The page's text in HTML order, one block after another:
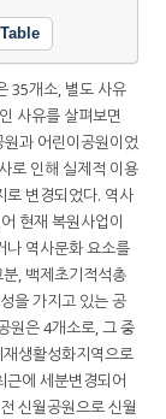
35개소, 별도 사유
사유를 살펴보면
과 어린이공원이었
로 인해 실제적 이용
로 변경되었다. 역사
현재 복원사업이
나 역사문화 요소를
, 백제초기적석총
을 가지고 있는 공
원은 4개소로, 그 중
생활성화지역으로
근에 세분변경되어
신월공원으로 신월